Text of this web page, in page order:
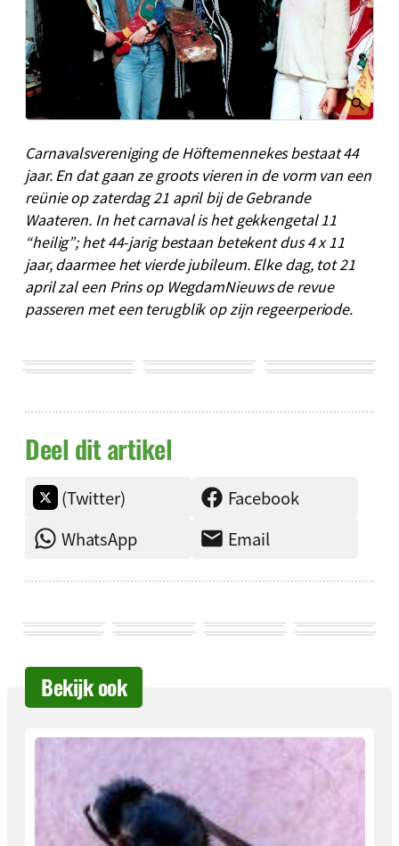
Carnavalsvereniging de Höftemennekes bestaat 44
jaar. En dat gaan ze groots vieren in de vorm van een
reünie op zaterdag 21 april bij de Gebrande
Waateren. In het carnaval is het gekkengetal 11
“heilig”; het 44-jarig bestaan betekent dus 4 x 11
jaar, daarmee het vierde jubileum. Elke dag, tot 21
april zal een Prins op WegdamNieuws de revue
passeren met een terugblik op zijn regeerperiode.
Deel dit artikel
(Twitter)
Facebook
WhatsApp
Email
Bekijk ook